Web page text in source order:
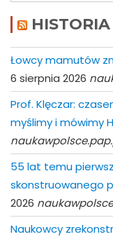
Łowcy mamutów
6 sierpnia 2026
Prof. Klęczar:
myślimy i mówimy
55 lat temu
skonstruowanego
2026
Naukowcy